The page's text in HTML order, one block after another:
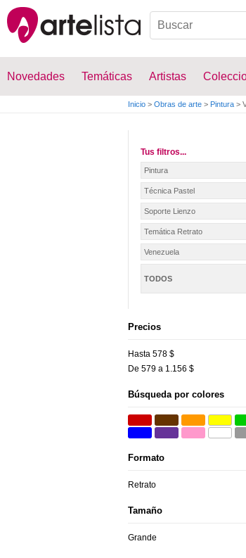
Novedades Temáticas Artistas
Inicio > Obras de arte > Pintura >
Tus filtros...
Pintura
Técnica Pastel
Soporte Lienzo
Temática Retrato
Venezuela
TODOS
Precios
Hasta 578 $
De 579 a 1.156 $
Búsqueda por colores
Formato
Retrato
Tamaño
Grande